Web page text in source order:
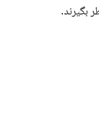
بگیرند.